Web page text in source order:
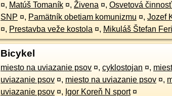
¤, Matúš Tomaník ¤, Živena ¤, Osvetová
SNP ¤, Pamätník obetiam komunizmu ¤, Jozef
¤, Prestavba veže kostola ¤, Mikuláš Štefan
Bicykel
miesto na uviazanie psov ¤, cyklostojan ¤,
uviazanie psov ¤, miesto na uviazanie psov ¤,
uviazanie psov ¤, Igor Koreň N sport ¤